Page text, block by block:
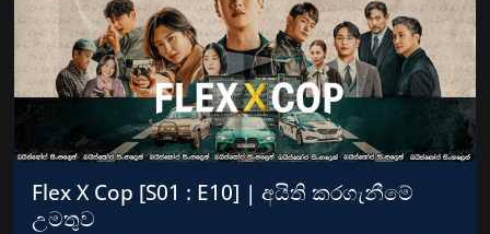
Flex X Cop [S01 : E10] | අයිති කරගැනීමේ
උමතුව